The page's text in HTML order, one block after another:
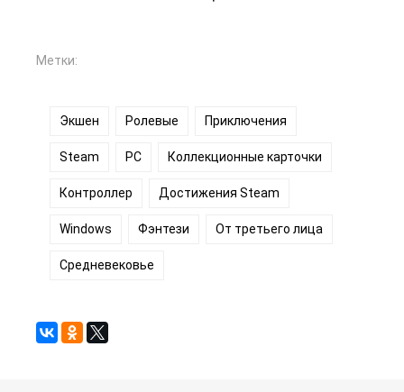
Метки:
Экшен Ролевые Приключения
Steam PC Коллекционные карточки
Контроллер Достижения Steam
Windows Фэнтези От третьего лица
Средневековье